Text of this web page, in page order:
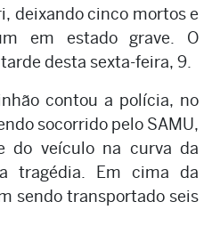
deixando cinco mortos e
em estado grave. O
desta sexta-feira, 9.
contou a polícia, no
socorrido pelo SAMU,
do veículo na curva da
tragédia. Em cima da
sendo transportado seis